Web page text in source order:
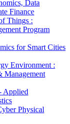
Data
Finance
Things :
Program
for Smart Cities
Environment :
Management
Applied
Physical